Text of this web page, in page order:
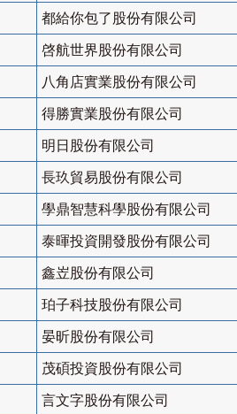
都給你包了股份有限公司
啓航世界股份有限公司
八角店實業股份有限公司
得勝實業股份有限公司
明日股份有限公司
長玖貿易股份有限公司
學鼎智慧科學股份有限公司
泰暉投資開發股份有限公司
鑫岦股份有限公司
珀子科技股份有限公司
晏昕股份有限公司
茂碩投資股份有限公司
言文字股份有限公司